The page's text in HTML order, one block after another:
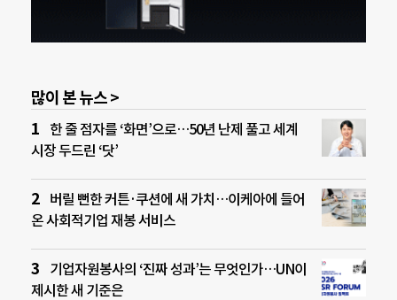
많이 본 뉴스 >
한 줄 점자를 ‘화면’으로…50년 난제 풀고 세계
시장 두드린 ‘닷’
버릴 뻔한 커튼·쿠션에 새 가치…이케아에 들어
온 사회적기업 재봉 서비스
기업자원봉사의 ‘진짜 성과’는 무엇인가…UN이
제시한 새 기준은